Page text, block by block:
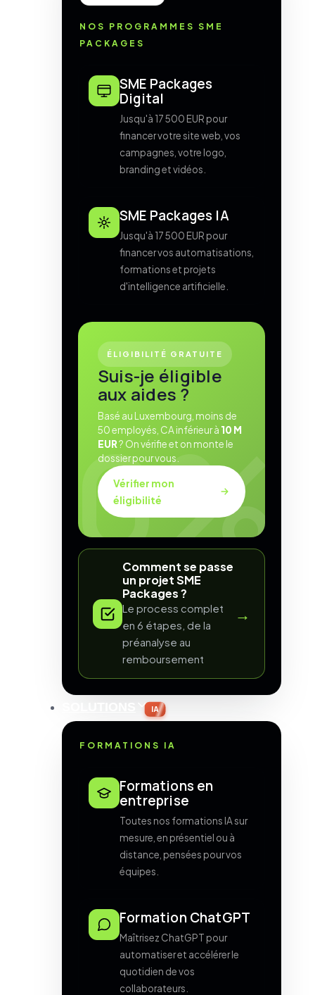
NOS PROGRAMMES SME
PACKAGES
SME Packages
Digital
Jusqu'à 17 500 EUR pour
financer votre site web, vos
campagnes, votre logo,
branding et vidéos.
SME Packages IA
Jusqu'à 17 500 EUR pour
financer vos automatisations,
formations et projets
d'intelligence artificielle.
ÉLIGIBILITÉ GRATUITE
Suis-je éligible
aux aides ?
Basé au Luxembourg, moins de
50 employés, CA inférieur à 10 M
EUR? On vérifie et on monte le
dossier pour vous.
Vérifier mon
éligibilité
Comment se passe
un projet SME
Packages ?
Le process complet
en 6 étapes, de la
préanalyse au
remboursement
→
IA
FORMATIONS IA
Formations en
entreprise
Toutes nos formations IA sur
mesure, en présentiel ou à
distance, pensées pour vos
équipes.
Formation ChatGPT
Maîtrisez ChatGPT pour
automatiser et accélérer le
quotidien de vos
collaborateurs.